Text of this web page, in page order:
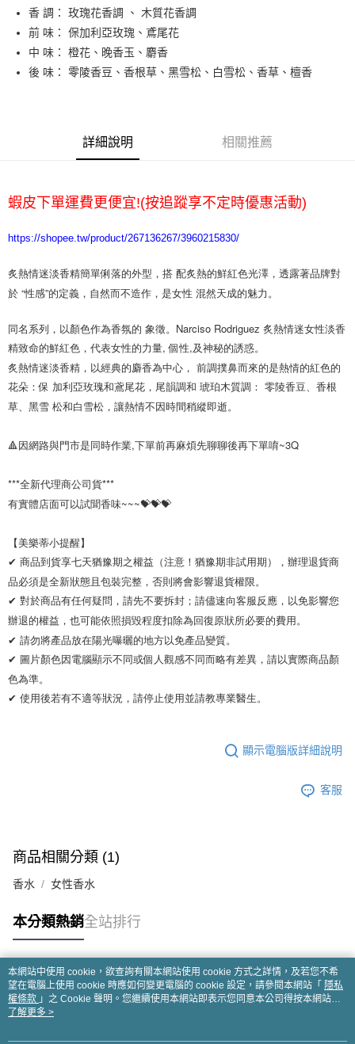
悠遊付
ATM付款
運送方式
宅配
香 調： 玫瑰花香調 、 木質花香調
前 味： 保加利亞玫瑰、鳶尾花
中 味： 橙花、晚香玉、麝香
後 味： 零陵香豆、香根草、黑雪松、白雪松、香草、檀香
詳細說明 相關推薦
蝦皮下單運費更便宜!(按追蹤享不定時優惠活動)
https://shopee.tw/product/267136267/3960215830/
炙熱情迷淡香精簡單俐落的外型，搭 配炙熱的鮮紅色光澤，透露著品牌對
於 “性感”的定義，自然而不造作，是女性 混然天成的魅力。
同名系列，以顏色作為香氛的 象徵。Narciso Rodriguez 炙熱情迷女性淡香
精致命的鮮紅色，代表女性的力量, 個性,及神秘的誘惑。
炙熱情迷淡香精，以經典的麝香為中心， 前調撲鼻而來的是熱情的紅色的
花朵：保 加利亞玫瑰和鳶尾花，尾韻調和 琥珀木質調： 零陵香豆、香根
草、黑雪 松和白雪松，讓熱情不因時間稍縱即逝。
🔺因網路與門市是同時作業,下單前再麻煩先聊聊後再下單唷~3Q
***全新代理商公司貨***
有實體店面可以試聞香味~~~💝💝💝
【美樂蒂小提醒】
✔ 商品到貨享七天猶豫期之權益（注意！猶豫期非試用期），辦理退貨商
品必須是全新狀態且包裝完整，否則將會影響退貨權限。
✔ 對於商品有任何疑問，請先不要拆封；請儘速向客服反應，以免影響您
辦退的權益，也可能依照損毀程度扣除為回復原狀所必要的費用。
✔ 請勿將產品放在陽光曝曬的地方以免產品變質。
✔ 圖片顏色因電腦顯示不同或個人觀感不同而略有差異，請以實際商品顏
色為準。
✔ 使用後若有不適等狀況，請停止使用並請教專業醫生。
顯示電腦版詳細說明
客服
商品相關分類 (1)
香水 女性香水
本分類熱銷全站排行
熱門標籤
本網站中使用 cookie，欲查詢有關本網站使用 cookie 方式之詳情，及若您不希
望在電腦上使用 cookie 時應如何變更電腦的 cookie 設定，請參閱本網站「 隱私
權條款 」之 Cookie 聲明。您繼續使用本網站即表示您同意本公司得按本網站使
用條款之 Cookie 聲明使用 cookie。
了解更多 >